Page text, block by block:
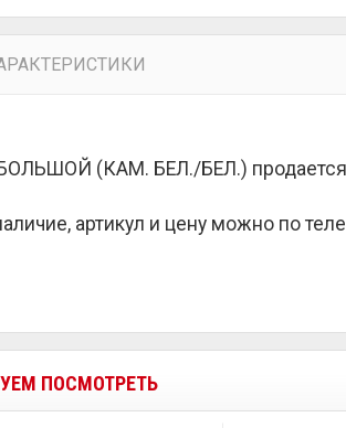
БОЛЬШОЙ (КАМ. БЕЛ./БЕЛ.)
артикул и цену можно по
ПОСМОТРЕТЬ